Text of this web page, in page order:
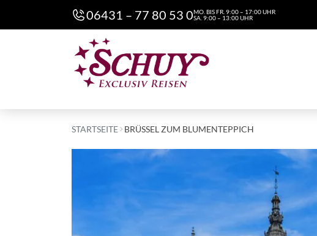
06431 – 77 80 53 0MO. BIS FR. 9:00 – 17:00 UHR
SA. 9:00 – 13:00 UHR
STARTSEITE BRÜSSEL ZUM BLUMENTEPPICH